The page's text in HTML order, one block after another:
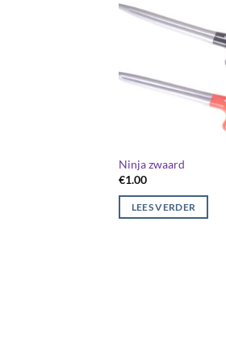
Ninja zwaard
€1.00
LEES VERDER